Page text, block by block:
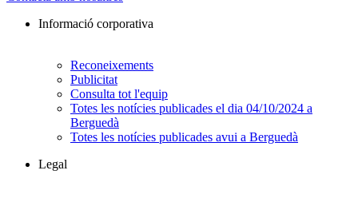
Informació corporativa
Reconeixements
Publicitat
Consulta tot l'equip
Totes les notícies publicades el dia 04/10/2024 a
Berguedà
Totes les notícies publicades avui a Berguedà
Legal